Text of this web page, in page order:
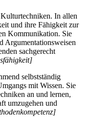
In allen
und ihre Fähigkeit zur
Kommunikation. Sie
Argumentationsweisen
sachgerecht
selbstständig
mit Wissen. Sie
an und lernen,
umzugehen und